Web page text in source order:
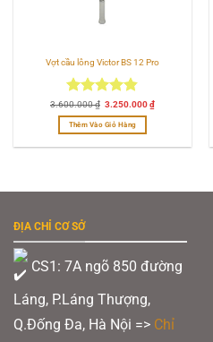
Vợt cầu lông Victor BS 12 Pro
Được xếp
hạng4.83
5 sao
3.600.000₫ Giá
là:
3.600.000 ₫.
3.250.000₫Giá
hiện
Thêm Vào Giỏ Hàng
ĐỊA CHỈ CƠ SỞ
CS1: 7A ngõ 850 đường
Láng, P.Láng Thượng,
Q.Đống Đa, Hà Nội => Chỉ